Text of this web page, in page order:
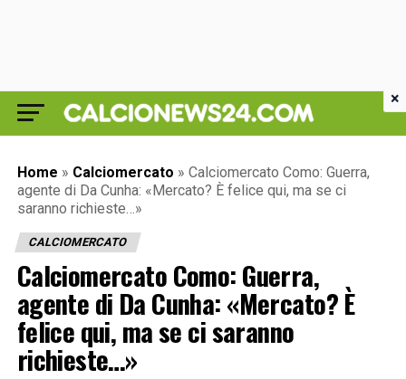
Home » Calciomercato » Calciomercato Como: Guerra,
agente di Da Cunha: «Mercato? È felice qui, ma se ci
saranno richieste…»
CALCIOMERCATO
Calciomercato Como: Guerra,
agente di Da Cunha: «Mercato? È
felice qui, ma se ci saranno
richieste…»
×